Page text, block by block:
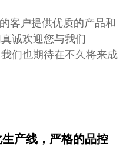
客户提供优质的产品和
诚欢迎您与我们
们也期待在不久将来成
产线，严格的品控